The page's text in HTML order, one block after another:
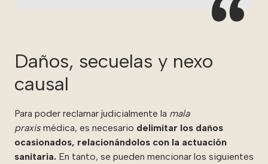
Daños, secuelas y nexo
causal
Para poder reclamar judicialmente la mala
praxismédica, es necesario delimitar los daños
ocasionados, relacionándolos con la actuación
sanitaria. En tanto, se pueden mencionar los siguientes